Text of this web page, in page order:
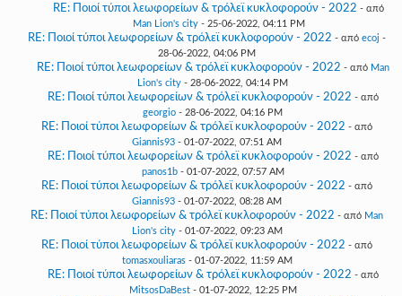
RE: Ποιοί τύποι λεωφορείων & τρόλεϊ κυκλοφορούν - 2022 - από
Man Lion's city- 25-06-2022, 04:11 PM
RE: Ποιοί τύποι λεωφορείων & τρόλεϊ κυκλοφορούν - 2022 - από ecoj -
28-06-2022, 04:06 PM
RE: Ποιοί τύποι λεωφορείων & τρόλεϊ κυκλοφορούν - 2022 - από Man
Lion's city - 28-06-2022, 04:14 PM
RE: Ποιοί τύποι λεωφορείων & τρόλεϊ κυκλοφορούν - 2022 - από
georgio - 28-06-2022, 04:16 PM
RE: Ποιοί τύποι λεωφορείων & τρόλεϊ κυκλοφορούν - 2022 - από
Giannis93 - 01-07-2022, 07:51 AM
RE: Ποιοί τύποι λεωφορείων & τρόλεϊ κυκλοφορούν - 2022 - από
panos1b- 01-07-2022, 07:57 AM
RE: Ποιοί τύποι λεωφορείων & τρόλεϊ κυκλοφορούν - 2022 - από
Giannis93 - 01-07-2022, 08:28 AM
RE: Ποιοί τύποι λεωφορείων & τρόλεϊ κυκλοφορούν - 2022 - από Man
Lion's city- 01-07-2022, 09:23 AM
RE: Ποιοί τύποι λεωφορείων & τρόλεϊ κυκλοφορούν - 2022 - από
tomasxouliaras- 01-07-2022, 11:59 AM
RE: Ποιοί τύποι λεωφορείων & τρόλεϊ κυκλοφορούν - 2022 - από
MitsosDaBest- 01-07-2022, 12:25 PM